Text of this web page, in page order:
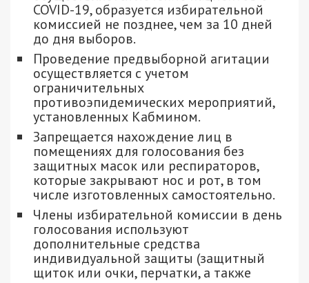
COVID-19, образуется избирательной
комиссией не позднее, чем за 10 дней
до дня выборов.
Проведение предвыборной агитации
осуществляется с учетом
ограничительных
противоэпидемических мероприятий,
установленных Кабмином.
Запрещается нахождение лиц в
помещениях для голосования без
защитных масок или респираторов,
которые закрывают нос и рот, в том
числе изготовленных самостоятельно.
Члены избирательной комиссии в день
голосования используют
дополнительные средства
индивидуальной защиты (защитный
щиток или очки, перчатки, а также